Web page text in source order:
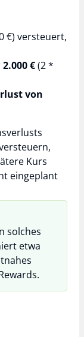
€) versteuert,
2.000 €(2 *
von
Kurs
eingeplant
solches
etwa